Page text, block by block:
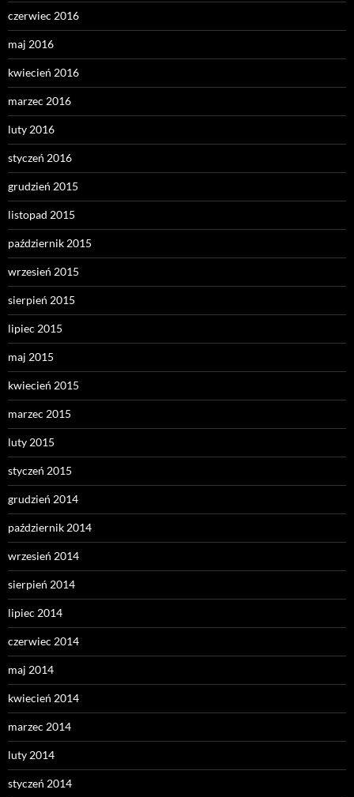
czerwiec 2016
maj 2016
kwiecień 2016
marzec 2016
luty 2016
styczeń 2016
grudzień 2015
listopad 2015
październik 2015
wrzesień 2015
sierpień 2015
lipiec 2015
maj 2015
kwiecień 2015
marzec 2015
luty 2015
styczeń 2015
grudzień 2014
październik 2014
wrzesień 2014
sierpień 2014
lipiec 2014
czerwiec 2014
maj 2014
kwiecień 2014
marzec 2014
luty 2014
styczeń 2014